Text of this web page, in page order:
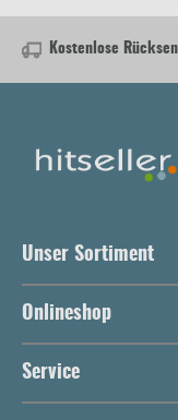
Kostenlose
Unser Sortiment
Onlineshop
Service